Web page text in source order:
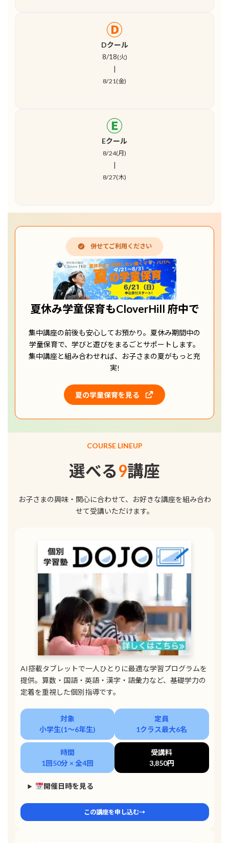
Ⓓ
Dクール
8/18(火)
|
8/21(金)
Ⓔ
Eクール
8/24(月)
|
8/27(木)
併せてご利用ください
夏休み学童保育もCloverHill 府中で
集中講座の前後も安心してお預かり。夏休み期間中の
学童保育で、学びと遊びをまるごとサポートします。
集中講座と組み合わせれば、お子さまの夏がもっと充
実!
夏の学童保育を見る
COURSE LINEUP
選べる9講座
お子さまの興味・関心に合わせて、お好きな講座を組み合わ
せて受講いただけます。
AI搭載タブレットで一人ひとりに最適な学習プログラムを
提供。算数・国語・英語・漢字・語彙力など、基礎学力の
定着を重視した個別指導です。
対象
小学生(1〜6年生)
定員
1クラス最大6名
時間
1回50分 × 全4回
受講料
3,850円
開催日時を見る
この講座を申し込む→